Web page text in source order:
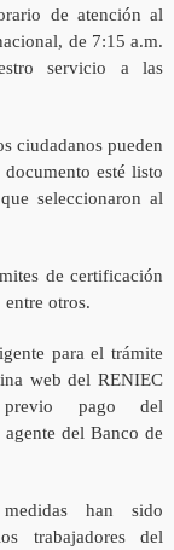
de atención al
de 7:15 a.m.
servicio a las
ciudadanos pueden
esté listo
seleccionaron al
de certificación
otros.
para el trámite
web del RENIEC
, previo pago del
del Banco de
han sido
trabajadores del